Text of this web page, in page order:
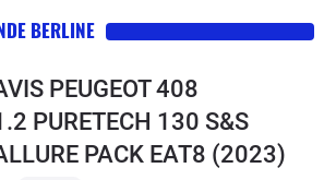
BERLINE
PEUGEOT 408
PURETECH 130 S&S
PACK EAT8 (2023)